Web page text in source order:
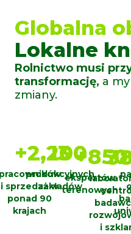
Globalna
Lokalne
Rolnictwo musi
transformację, a
zmiany.
i sprzedaż w
ponad 90
krajach
+2,200
produkcyjnych
zakładów
13
ekspertów
terenowych
+850
i